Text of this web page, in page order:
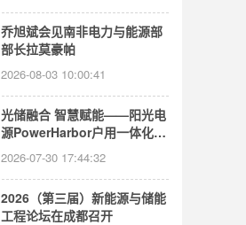
乔旭斌会见南非电力与能源部
部长拉莫豪帕
2026-08-03 10:00:41
​光储融合 智慧赋能——阳光电
源PowerHarbor户用一体化储
能系统全新发布
2026-07-30 17:44:32
2026（第三届）新能源与储能
工程论坛在成都召开